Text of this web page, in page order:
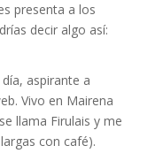
presenta a los
decir algo así:
aspirante a
Vivo en Mairena
llama Firulais y me
con café).